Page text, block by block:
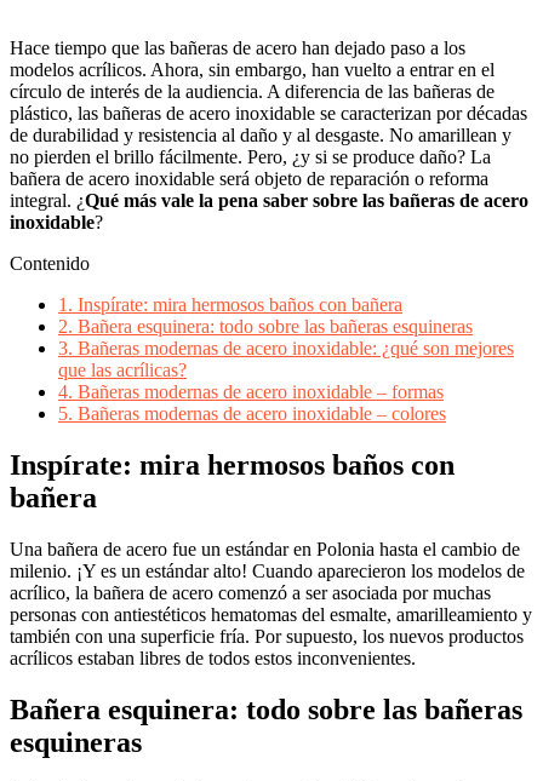
Hace tiempo que las bañeras de acero han dejado paso a los
modelos acrílicos. Ahora, sin embargo, han vuelto a entrar en el
círculo de interés de la audiencia. A diferencia de las bañeras de
plástico, las bañeras de acero inoxidable se caracterizan por décadas
de durabilidad y resistencia al daño y al desgaste. No amarillean y
no pierden el brillo fácilmente. Pero, ¿y si se produce daño? La
bañera de acero inoxidable será objeto de reparación o reforma
integral. ¿Qué más vale la pena saber sobre las bañeras de acero
inoxidable?
Contenido
1. Inspírate: mira hermosos baños con bañera
2. Bañera esquinera: todo sobre las bañeras esquineras
3. Bañeras modernas de acero inoxidable: ¿qué son mejores
que las acrílicas?
4. Bañeras modernas de acero inoxidable – formas
5. Bañeras modernas de acero inoxidable – colores
Inspírate: mira hermosos baños con
bañera
Una bañera de acero fue un estándar en Polonia hasta el cambio de
milenio. ¡Y es un estándar alto! Cuando aparecieron los modelos de
acrílico, la bañera de acero comenzó a ser asociada por muchas
personas con antiestéticos hematomas del esmalte, amarilleamiento y
también con una superficie fría. Por supuesto, los nuevos productos
acrílicos estaban libres de todos estos inconvenientes.
Bañera esquinera: todo sobre las bañeras
esquineras